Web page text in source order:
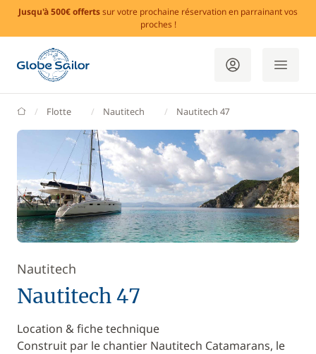
Jusqu'à 500€ offertssur votre prochaine réservation en parrainant vos
proches !
GlobeSailor
Flotte Nautitech Nautitech 47
Nautitech
Nautitech 47
Location & fiche technique
Construit par le chantier Nautitech Catamarans, le